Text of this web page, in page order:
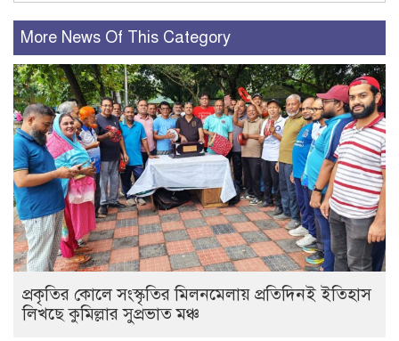
More News Of This Category
প্রকৃতির কোলে সংস্কৃতির মিলনমেলায় প্রতিদিনই ইতিহাস
লিখছে কুমিল্লার সুপ্রভাত মঞ্চ